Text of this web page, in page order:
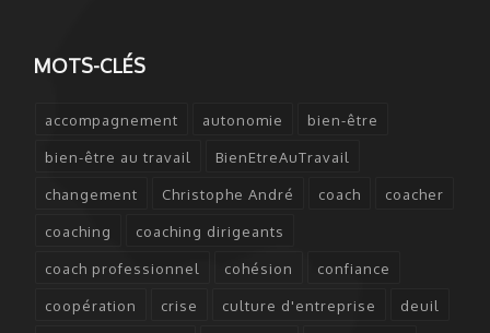
MOTS-CLÉS
accompagnement autonomie bien-être
bien-être au travail BienEtreAuTravail
changement Christophe André coach coacher
coaching coaching dirigeants
coach professionnel cohésion confiance
coopération crise culture d'entreprise deuil